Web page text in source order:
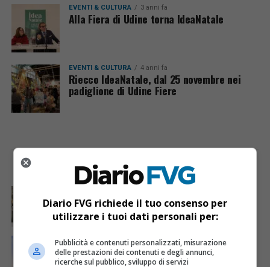
EVENTI & CULTURA 3 anni fa
Alla Fiera di Udine torna IdeaNatale
EVENTI & CULTURA 4 anni fa
Riecco IdeaNatale, dal 25 novembre nei
padiglione di Udine Fiere
I PIÙ VISTI ULTIME NOTIZIE
Acqua da usare con cautela nell’Udinese: ecco tutte
le frazioni sotto osservazione
ECONOMIA & LAVORO 3 giorni fa
Bollette più leggere nei condomini, nuovo bando FVG
per l’efficientamento energetico
Diario FVG richiede il tuo consenso per
utilizzare i tuoi dati personali per:
Pubblicità e contenuti personalizzati, misurazione
delle prestazioni dei contenuti e degli annunci,
ricerche sul pubblico, sviluppo di servizi